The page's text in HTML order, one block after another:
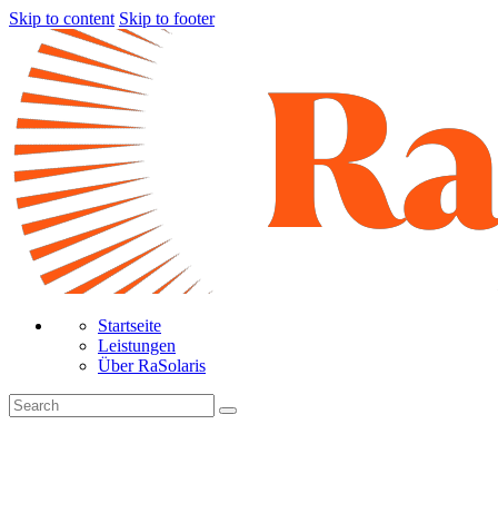
Skip to content Skip to footer
Startseite
Leistungen
Über RaSolaris